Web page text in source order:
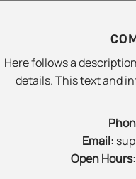
Here follows a
details. This text and
Email:
Open Hours: